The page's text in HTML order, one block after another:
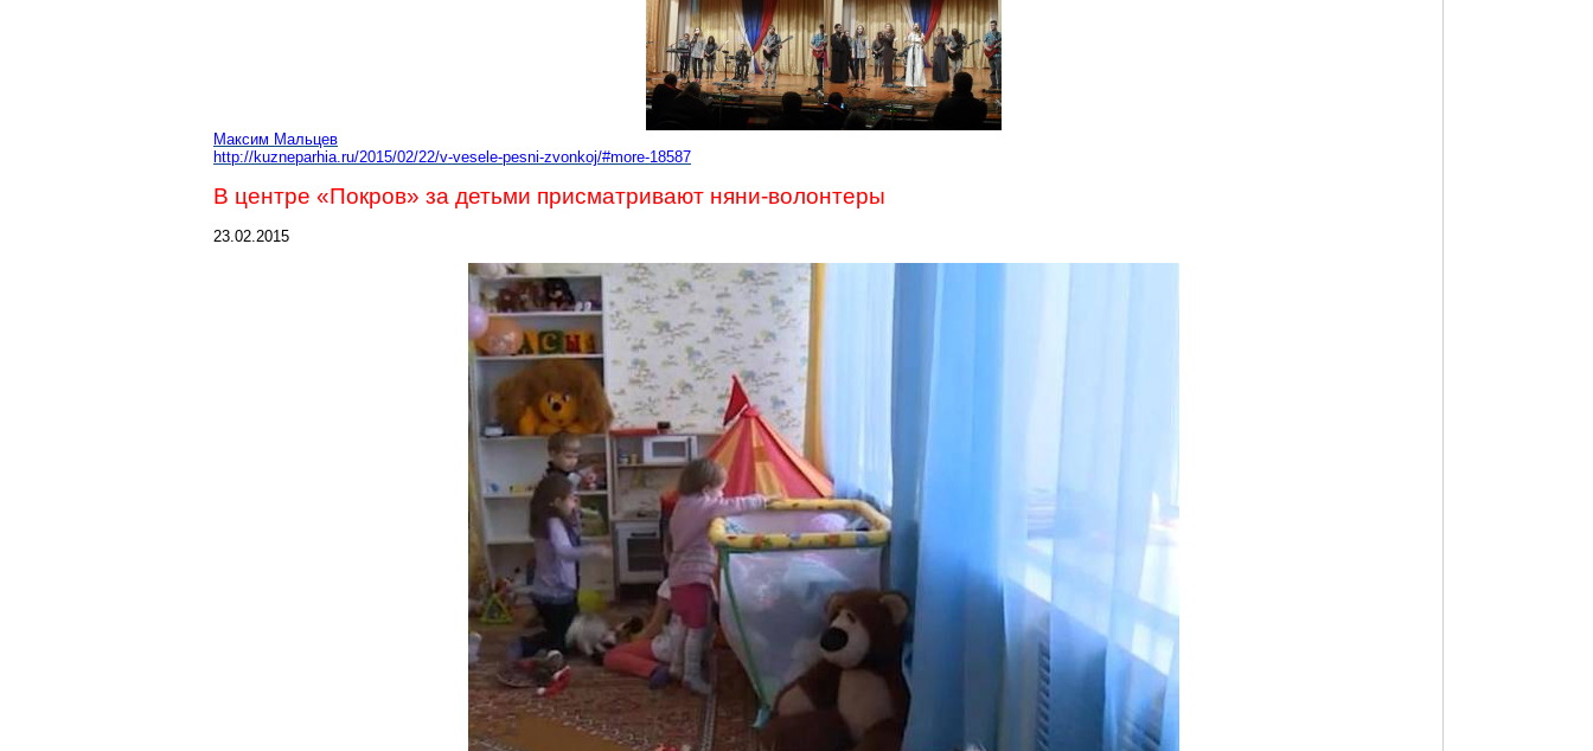
Максим Мальцев
http://kuzneparhia.ru/2015/02/22/v-vesele-pesni-zvonkoj/#more-18587
В центре «Покров» за детьми присматривают няни-волонтеры
23.02.2015